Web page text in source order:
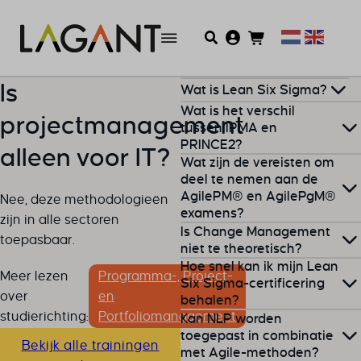
Is
projectmanagement
alleen voor IT?
Nee, deze methodologieën
zijn in alle sectoren
toepasbaar.
Meer lezen
over
studierichting:
Programma-, Project-
en
Portfoliomanagement
Bekijk alle trainingen
Wat is Lean Six Sigma?
Lean Six Sigma is een
methodologie
processen worden
geoptimaliseerd door
verspilling te verminderen
en kwaliteit te verhogen. Het
combineert Lean-principes
met statistische analyses
van Six Sigma.
Wat is het verschil
tussen IPMA en
PRINCE2?
PRINCE2is procesgericht en
biedt een duidelijke
structuur, terwijl
richt op de ontwikkeling van
en de rol van de
projectmanager.
Wat zijn de vereisten om
deel te nemen aan de
AgilePM® en AgilePgM®
examens?
Voor de AgilePM®
Foundation-certificering zijn
er geen formelevereisten .
Voor de Practitioner-niveaus
wordt aanbevolen om eerst
de Foundation-certificering
Is Change Management
niet te theoretisch?
Bij Lagant combineren we
theoriemet praktische
voorbeelden. Door onze
flipped classroom-methode
Hoe snel kan ik mijn Lean
Six Sigma-certificering
behalen?
Decertificeringkan
afhankelijk van het niveau
Kan NLP worden
toegepast in combinatie
met Agile-methoden?